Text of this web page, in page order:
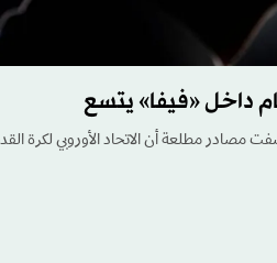
داخل «فيفا» يتسع
مصادر مطلعة أن الاتحاد الأوروبي لكرة